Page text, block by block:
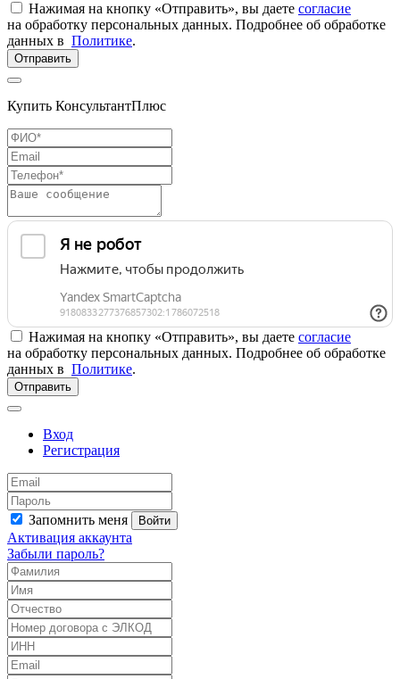
Нажимая на кнопку «Отправить», вы даете согласие
на обработку персональных данных. Подробнее об обработке
данных в Политике.
Отправить
Купить КонсультантПлюс
Нажимая на кнопку «Отправить», вы даете согласие
на обработку персональных данных. Подробнее об обработке
данных в Политике.
Отправить
Вход
Регистрация
Запомнить меня Войти
Активация аккаунта
Забыли пароль?